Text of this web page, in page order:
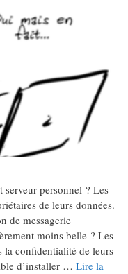
personnel ? Les
de leurs données.
de messagerie
moins belle ? Les
la confidentialité de leurs
d’installer … Lire la